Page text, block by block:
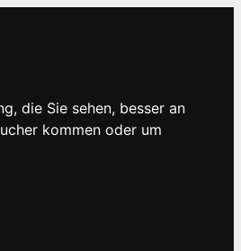
die Sie sehen, besser an
kommen oder um